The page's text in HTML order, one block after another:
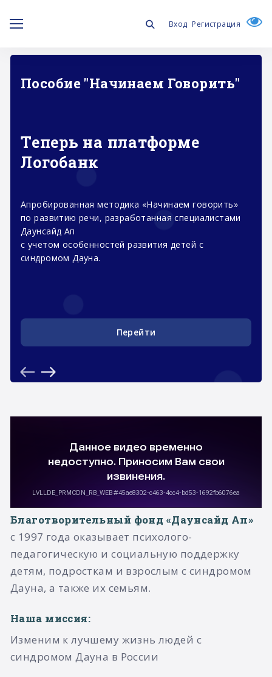
Вход Регистрация
Изменения в работе фонда
продолжат работу под одним именем -
«Синдром любви»
Подробнее
Благотворительный фонд «Даунсайд Ап»
с 1997 года оказывает психолого-
педагогическую и социальную поддержку
детям, подросткам и взрослым с синдромом
Дауна, а также их семьям.​
Наша миссия:
Изменим к лучшему жизнь людей с
синдромом Дауна в России